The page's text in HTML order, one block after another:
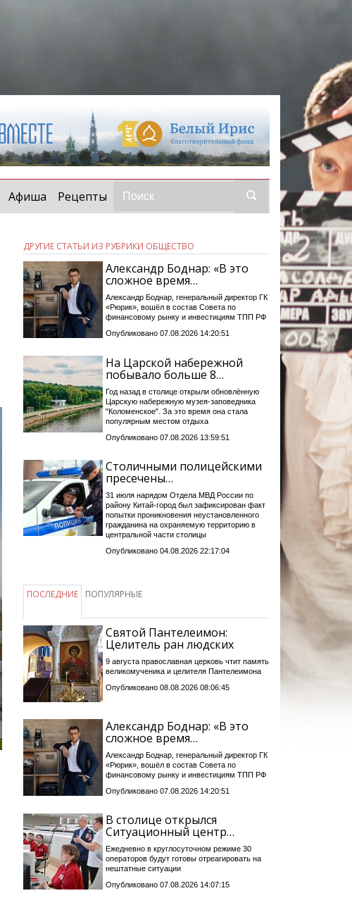
Афиша Рецепты
ДРУГИЕ СТАТЬИ ИЗ РУБРИКИ ОБЩЕСТВО
Александр Боднар: «В это
сложное время…
Александр Боднар, генеральный директор ГК
«Рюрик», вошёл в состав Совета по
финансовому рынку и инвестициям ТПП РФ
Опубликовано 07.08.2026 14:20:51
На Царской набережной
побывало больше 8…
Год назад в столице открыли обновлённую
Царскую набережную музея-заповедника
"Коломенское". За это время она стала
популярным местом отдыха
Опубликовано 07.08.2026 13:59:51
Столичными полицейскими
пресечены…
31 июля нарядом Отдела МВД России по
району Китай-город был зафиксирован факт
попытки проникновения неустановленного
гражданина на охраняемую территорию в
центральной части столицы
Опубликовано 04.08.2026 22:17:04
ПОСЛЕДНИЕ ПОПУЛЯРНЫЕ
Святой Пантелеимон:
Целитель ран людских
9 августа православная церковь чтит память
великомученика и целителя Пантелеимона
Опубликовано 08.08.2026 08:06:45
Александр Боднар: «В это
сложное время…
Александр Боднар, генеральный директор ГК
«Рюрик», вошёл в состав Совета по
финансовому рынку и инвестициям ТПП РФ
Опубликовано 07.08.2026 14:20:51
В столице открылся
Ситуационный центр…
Ежедневно в круглосуточном режиме 30
операторов будут готовы отреагировать на
нештатные ситуации
Опубликовано 07.08.2026 14:07:15